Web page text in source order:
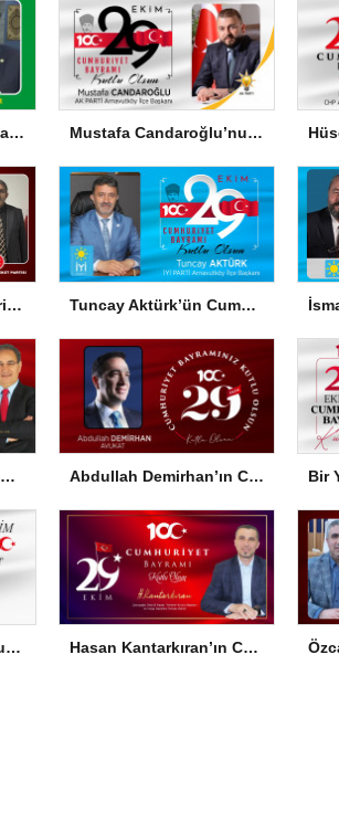
Şükrü Ural’ın Regaip Kandili Mesajı Mustafa Candaroğlu’nun Cumhuriyet Bayramı Mesajı
Temel Bedir’in Cumhuriyet Bayramı Mesajı Tuncay Aktürk’ün Cumhuriyet Bayramı Mesajı
Gökhan Hacıoğlu’nun Cumhuriyet Bayramı Mesajı Abdullah Demirhan’ın Cumhuriyet Bayramı Mesajı
Münür Dinler’in Cumhuriyet Bayramı Mesajı Hasan Kantarkıran’ın Cumhuriyet Bayramı Mesajı